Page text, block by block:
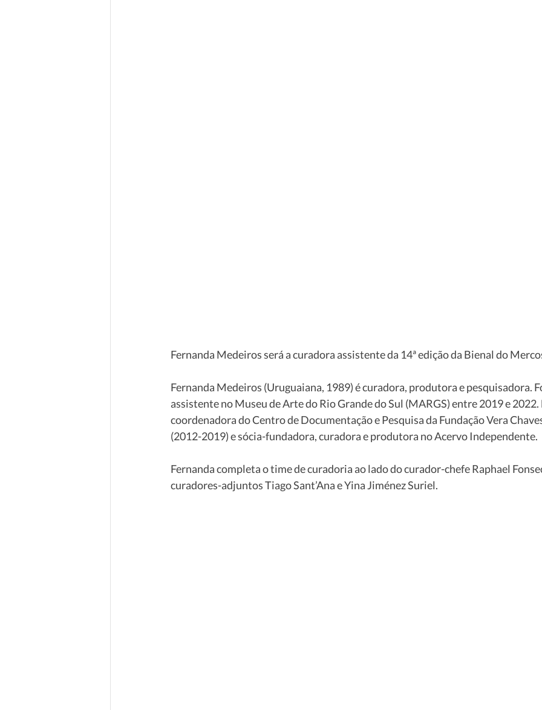
Fernanda Medeiros será a curadora assistente da 14ª edição da Bienal do
Fernanda Medeiros (Uruguaiana, 1989) é curadora, produtora e pesquisadora.
assistente no Museu de Arte do Rio Grande do Sul (MARGS) entre 2019 e 2022.
coordenadora do Centro de Documentação e Pesquisa da Fundação Vera
(2012-2019) e sócia-fundadora, curadora e produtora no Acervo Independente.
Fernanda completa o time de curadoria ao lado do curador-chefe Raphael
curadores-adjuntos Tiago Sant’Ana e Yina Jiménez Suriel.